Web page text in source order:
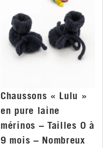
Chaussons « Lulu »
en pure laine
mérinos – Tailles 0 à
9 mois – Nombreux